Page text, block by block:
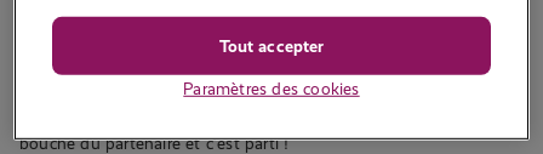
Le facesitting doux
Le principe est très simple. La personne ayant une vulve s’assoit
sur le visage de sa·son partenaire avec ses genoux à gauche et à
bouche du partenaire et c’est parti !
Paramètres des cookies
Tout accepter